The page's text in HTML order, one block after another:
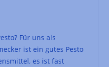
Für uns als
ist ein gutes Pesto
es ist fast